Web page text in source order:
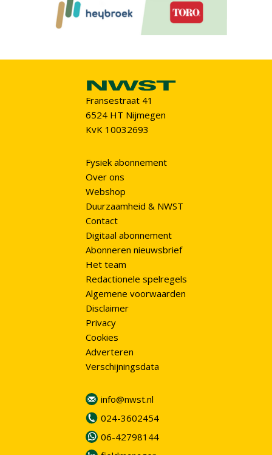
Fransestraat 41
6524 HT Nijmegen
KvK 10032693
Fysiek abonnement
Over ons
Webshop
Duurzaamheid & NWST
Contact
Digitaal abonnement
Abonneren nieuwsbrief
Het team
Redactionele spelregels
Algemene voorwaarden
Disclaimer
Privacy
Cookies
Adverteren
Verschijningsdata
info@nwst.nl
024-3602454
06-42798144